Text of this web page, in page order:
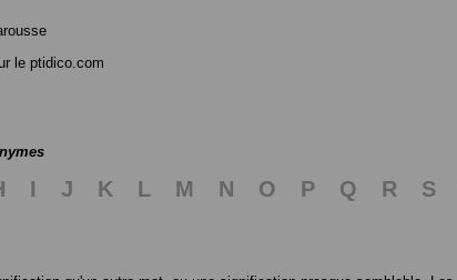
le ptidico.com
I J K L M N O P Q R S